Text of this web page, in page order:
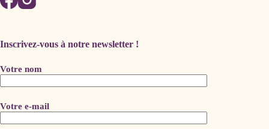
Inscrivez-vous à notre newsletter !
Votre nom
Votre e-mail